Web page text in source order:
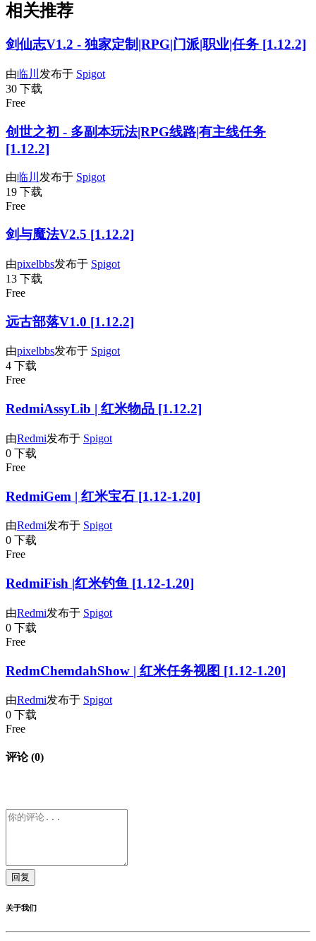
相关推荐
剑仙志V1.2 - 独家定制|RPG|门派|职业|任务 [1.12.2]
由临川 发布于 Spigot
30 下载
Free
创世之初 - 多副本玩法|RPG线路|有主线任务
[1.12.2]
由临川 发布于 Spigot
19 下载
Free
剑与魔法V2.5 [1.12.2]
由pixelbbs发布于 Spigot
13 下载
Free
远古部落V1.0 [1.12.2]
由pixelbbs发布于 Spigot
4 下载
Free
RedmiAssyLib | 红米物品 [1.12.2]
由Redmi发布于 Spigot
0 下载
Free
RedmiGem | 红米宝石 [1.12-1.20]
由Redmi发布于 Spigot
0 下载
Free
RedmiFish |红米钓鱼 [1.12-1.20]
由Redmi发布于 Spigot
0 下载
Free
RedmChemdahShow | 红米任务视图 [1.12-1.20]
由Redmi发布于 Spigot
0 下载
Free
评论 (0)
回复
关于我们